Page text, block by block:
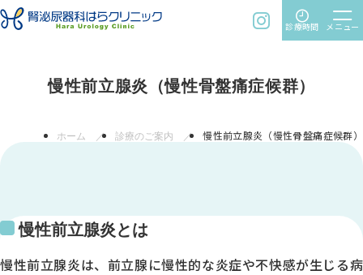
instagram time
診療時間
menu
メニュー
慢性前立腺炎（慢性骨盤痛症候群）
ホーム 診療のご案内 慢性前立腺炎（慢性骨盤痛症候群）
慢性前立腺炎とは
慢性前立腺炎は、前立腺に慢性的な炎症や不快感が生じる病